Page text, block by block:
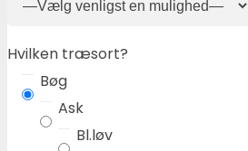
Hvilken træsort?
Bøg
Ask
Bl.løv